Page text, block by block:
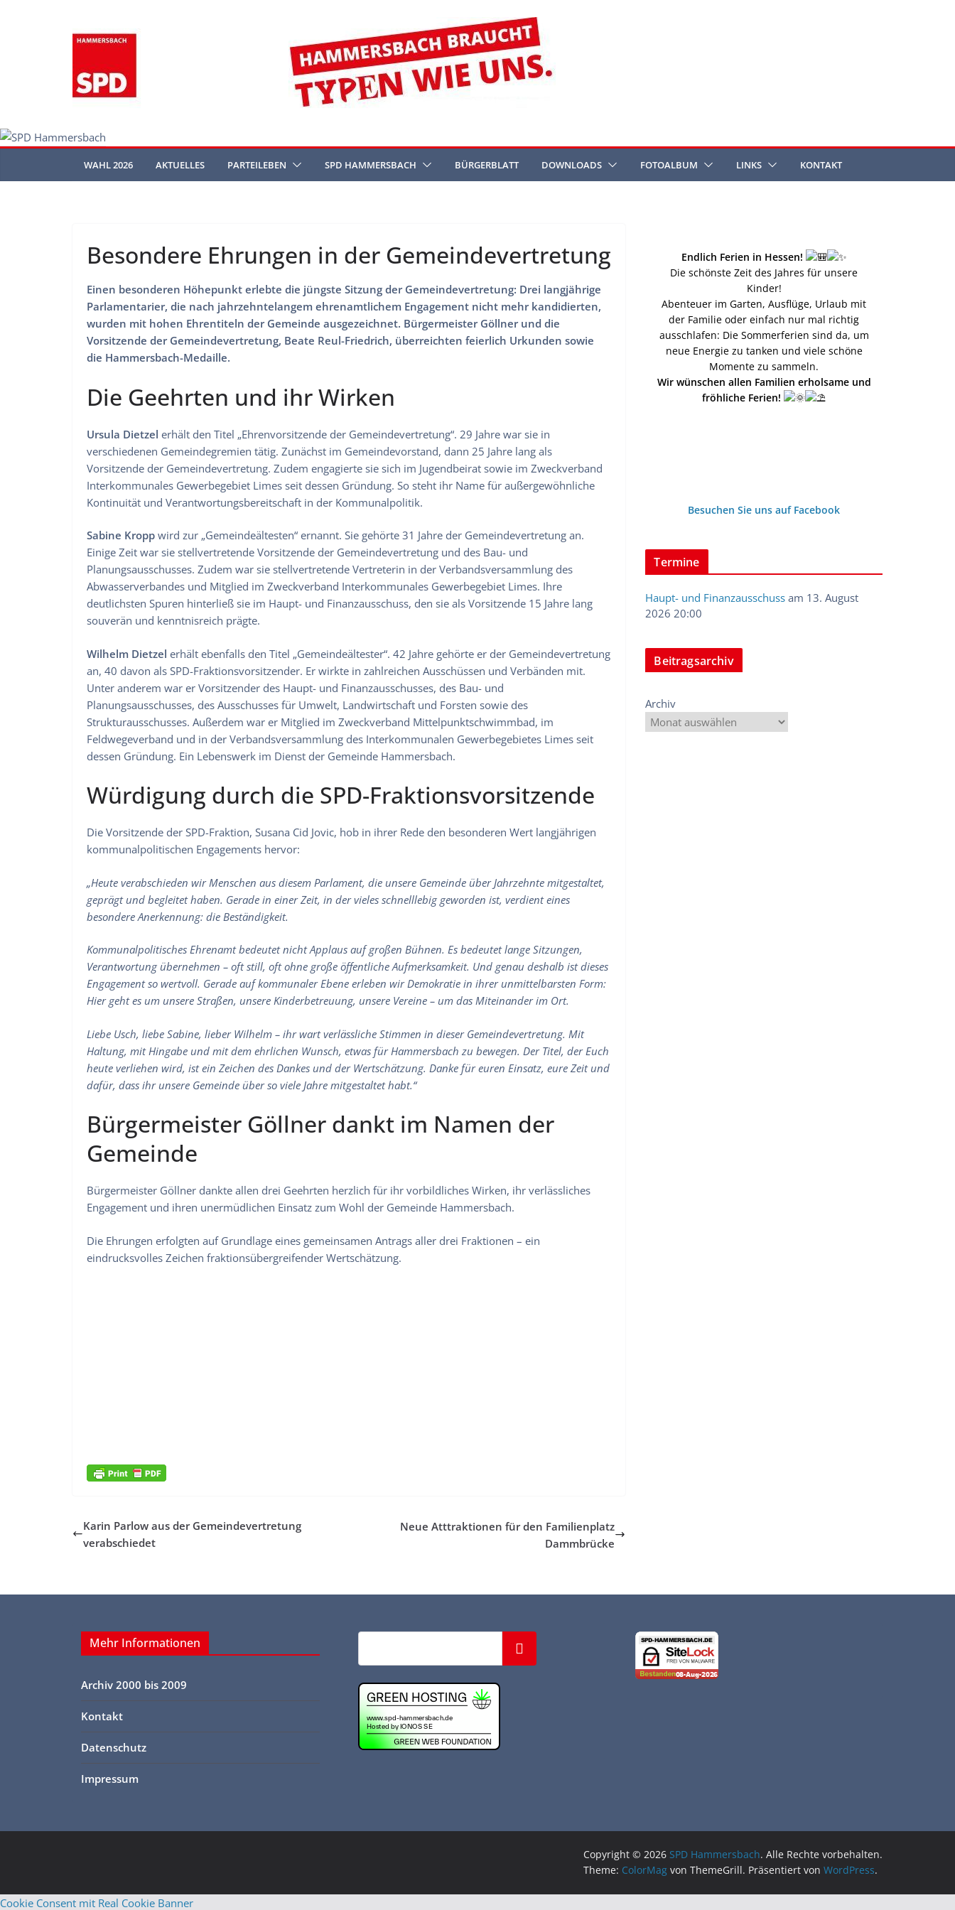
WAHL 2026 AKTUELLES PARTEILEBEN SPD HAMMERSBACH BÜRGERBLATT DOWNLOADS FOTOALBUM LINKS KONTAKT
Besondere Ehrungen in der Gemeindevertretung
Einen besonderen Höhepunkt erlebte die jüngste Sitzung der Gemeindevertretung: Drei langjährige
Parlamentarier, die nach jahrzehntelangem ehrenamtlichem Engagement nicht mehr kandidierten,
wurden mit hohen Ehrentiteln der Gemeinde ausgezeichnet. Bürgermeister Göllner und die
Vorsitzende der Gemeindevertretung, Beate Reul-Friedrich, überreichten feierlich Urkunden sowie
die Hammersbach-Medaille.
Die Geehrten und ihr Wirken
Ursula Dietzel erhält den Titel „Ehrenvorsitzende der Gemeindevertretung“. 29 Jahre war sie in
verschiedenen Gemeindegremien tätig. Zunächst im Gemeindevorstand, dann 25 Jahre lang als
Vorsitzende der Gemeindevertretung. Zudem engagierte sie sich im Jugendbeirat sowie im Zweckverband
Interkommunales Gewerbegebiet Limes seit dessen Gründung. So steht ihr Name für außergewöhnliche
Kontinuität und Verantwortungsbereitschaft in der Kommunalpolitik.
Sabine Kropp wird zur „Gemeindeältesten“ ernannt. Sie gehörte 31 Jahre der Gemeindevertretung an.
Einige Zeit war sie stellvertretende Vorsitzende der Gemeindevertretung und des Bau- und
Planungsausschusses. Zudem war sie stellvertretende Vertreterin in der Verbandsversammlung des
Abwasserverbandes und Mitglied im Zweckverband Interkommunales Gewerbegebiet Limes. Ihre
deutlichsten Spuren hinterließ sie im Haupt- und Finanzausschuss, den sie als Vorsitzende 15 Jahre lang
souverän und kenntnisreich prägte.
Wilhelm Dietzel erhält ebenfalls den Titel „Gemeindeältester“. 42 Jahre gehörte er der Gemeindevertretung
an, 40 davon als SPD-Fraktionsvorsitzender. Er wirkte in zahlreichen Ausschüssen und Verbänden mit.
Unter anderem war er Vorsitzender des Haupt- und Finanzausschusses, des Bau- und
Planungsausschusses, des Ausschusses für Umwelt, Landwirtschaft und Forsten sowie des
Strukturausschusses. Außerdem war er Mitglied im Zweckverband Mittelpunktschwimmbad, im
Feldwegeverband und in der Verbandsversammlung des Interkommunalen Gewerbegebietes Limes seit
dessen Gründung. Ein Lebenswerk im Dienst der Gemeinde Hammersbach.
Würdigung durch die SPD-Fraktionsvorsitzende
Die Vorsitzende der SPD-Fraktion, Susana Cid Jovic, hob in ihrer Rede den besonderen Wert langjährigen
kommunalpolitischen Engagements hervor:
„Heute verabschieden wir Menschen aus diesem Parlament, die unsere Gemeinde über Jahrzehnte mitgestaltet,
geprägt und begleitet haben. Gerade in einer Zeit, in der vieles schnelllebig geworden ist, verdient eines
besondere Anerkennung: die Beständigkeit.
Kommunalpolitisches Ehrenamt bedeutet nicht Applaus auf großen Bühnen. Es bedeutet lange Sitzungen,
Verantwortung übernehmen – oft still, oft ohne große öffentliche Aufmerksamkeit. Und genau deshalb ist dieses
Engagement so wertvoll. Gerade auf kommunaler Ebene erleben wir Demokratie in ihrer unmittelbarsten Form:
Hier geht es um unsere Straßen, unsere Kinderbetreuung, unsere Vereine – um das Miteinander im Ort.
Liebe Usch, liebe Sabine, lieber Wilhelm – ihr wart verlässliche Stimmen in dieser Gemeindevertretung. Mit
Haltung, mit Hingabe und mit dem ehrlichen Wunsch, etwas für Hammersbach zu bewegen. Der Titel, der Euch
heute verliehen wird, ist ein Zeichen des Dankes und der Wertschätzung. Danke für euren Einsatz, eure Zeit und
dafür, dass ihr unsere Gemeinde über so viele Jahre mitgestaltet habt.“
Bürgermeister Göllner dankt im Namen der
Gemeinde
Bürgermeister Göllner dankte allen drei Geehrten herzlich für ihr vorbildliches Wirken, ihr verlässliches
Engagement und ihren unermüdlichen Einsatz zum Wohl der Gemeinde Hammersbach.
Die Ehrungen erfolgten auf Grundlage eines gemeinsamen Antrags aller drei Fraktionen – ein
eindrucksvolles Zeichen fraktionsübergreifender Wertschätzung.
Karin Parlow aus der Gemeindevertretung
verabschiedet
Neue Atttraktionen für den Familienplatz
Dammbrücke
Endlich Ferien in Hessen!
Die schönste Zeit des Jahres für unsere
Kinder!
Abenteuer im Garten, Ausflüge, Urlaub mit
der Familie oder einfach nur mal richtig
ausschlafen: Die Sommerferien sind da, um
neue Energie zu tanken und viele schöne
Momente zu sammeln.
Wir wünschen allen Familien erholsame und
fröhliche Ferien!
Besuchen Sie uns auf Facebook
Termine
Haupt- und Finanzausschuss am 13. August
2026 20:00
Beitragsarchiv
Archiv
Mehr Informationen
Archiv 2000 bis 2009
Kontakt
Datenschutz
Impressum
Suchen
Copyright © 2026 SPD Hammersbach. Alle Rechte vorbehalten.
Theme: ColorMag von ThemeGrill. Präsentiert von WordPress.
Cookie Consent mit Real Cookie Banner